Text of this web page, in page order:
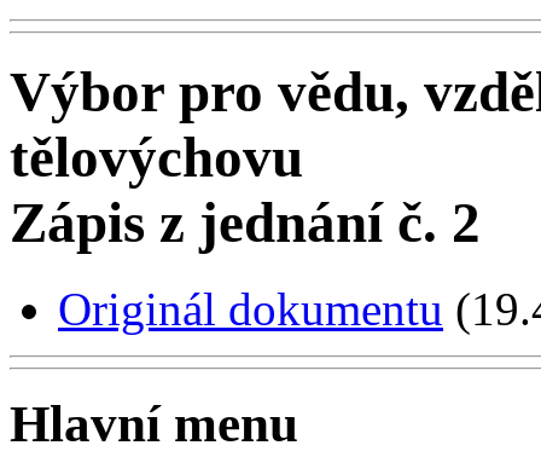
Výbor pro vědu,
tělovýchovu
Zápis z jednání č. 2
Originál dokumentu
Hlavní menu